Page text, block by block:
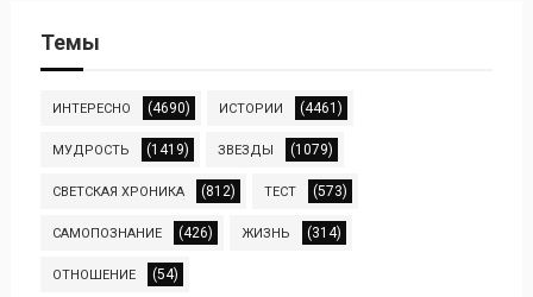
Темы
ИНТЕРЕСНО (4690) ИСТОРИИ (4461)
МУДРОСТЬ (1419) ЗВЕЗДЫ (1079)
СВЕТСКАЯ ХРОНИКА (812) ТЕСТ (573)
САМОПОЗНАНИЕ (426) ЖИЗНЬ (314)
ОТНОШЕНИЕ (54)